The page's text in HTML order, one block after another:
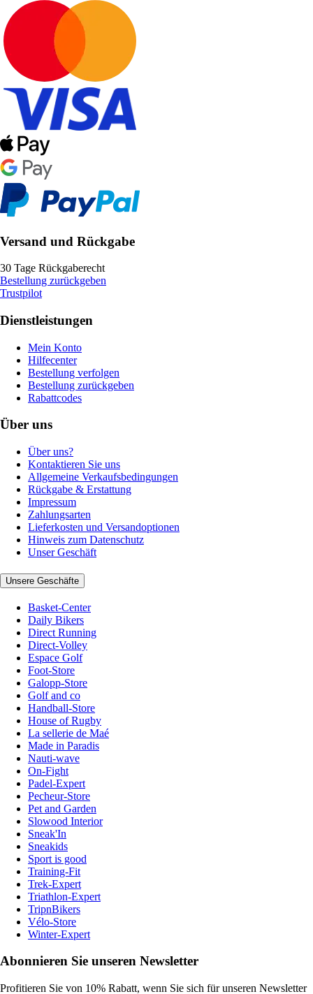
Versand und Rückgabe
30 Tage Rückgaberecht
Bestellung zurückgeben
Trustpilot
Dienstleistungen
Mein Konto
Hilfecenter
Bestellung verfolgen
Bestellung zurückgeben
Rabattcodes
Über uns
Über uns?
Kontaktieren Sie uns
Allgemeine Verkaufsbedingungen
Rückgabe & Erstattung
Impressum
Zahlungsarten
Lieferkosten und Versandoptionen
Hinweis zum Datenschutz
Unser Geschäft
Unsere Geschäfte
Basket-Center
Daily Bikers
Direct Running
Direct-Volley
Espace Golf
Foot-Store
Galopp-Store
Golf and co
Handball-Store
House of Rugby
La sellerie de Maé
Made in Paradis
Nauti-wave
On-Fight
Padel-Expert
Pecheur-Store
Pet and Garden
Slowood Interior
Sneak'In
Sneakids
Sport is good
Training-Fit
Trek-Expert
Triathlon-Expert
TripnBikers
Vélo-Store
Winter-Expert
Abonnieren Sie unseren Newsletter
Profitieren Sie von 10% Rabatt, wenn Sie sich für unseren Newsletter